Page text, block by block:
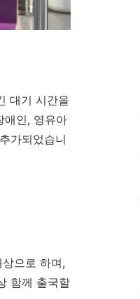
대기 시간을
애인, 영유아
가되었습니
상으로 하며,
함께 출국할